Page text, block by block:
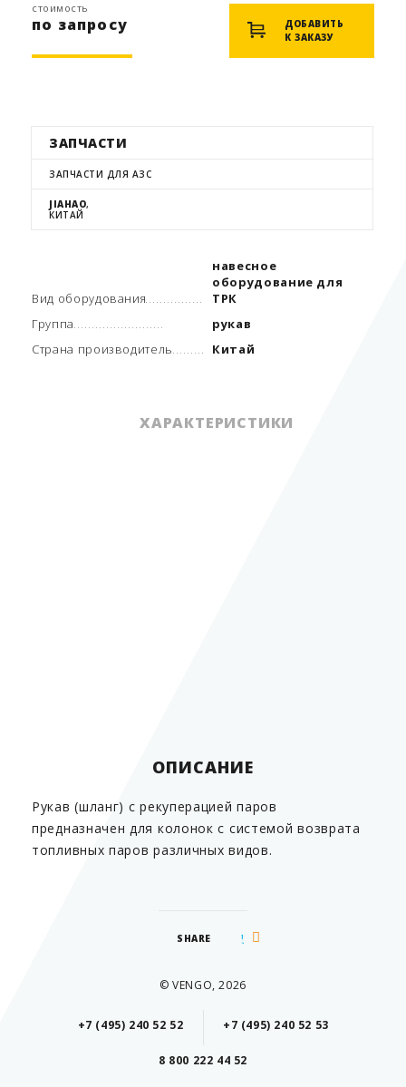
стоимость
по запросу
ДОБАВИТЬ
К ЗАКАЗУ
ЗАПЧАСТИ
ЗАПЧАСТИ ДЛЯ АЗС
JIAHAO,
КИТАЙ
Вид оборудования
навесное
оборудование для
ТРК
Группа
рукав
Страна производитель
Китай
ХАРАКТЕРИСТИКИ
ОПИСАНИЕ
Рукав (шланг) с рекуперацией паров
предназначен для колонок с системой возврата
топливных паров различных видов.
SHARE
© VENGO, 2026
+7 (495) 240 52 52 +7 (495) 240 52 53
8 800 222 44 52